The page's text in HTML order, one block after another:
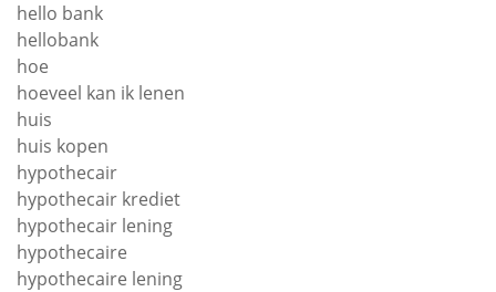
hello bank
hellobank
hoe
hoeveel kan ik lenen
huis
huis kopen
hypothecair
hypothecair krediet
hypothecair lening
hypothecaire
hypothecaire lening